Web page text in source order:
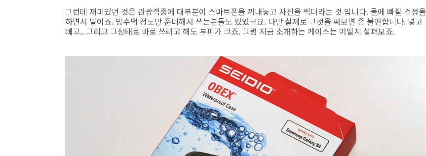
그런데 재미있던 것은 관광객중에 대부분이 스마트폰을 꺼내놓고 사진을 찍더라는 것 입니다. 물에 빠질 걱정을
하면서 말이죠. 방수팩 정도만 준비해서 쓰는분들도 있었구요. 다만 실제로 그것을 써보면 좀 불편합니다. 넣고
빼고.. 그리고 그상태로 바로 쓰려고 해도 부피가 크죠. 그럼 지금 소개하는 케이스는 어떨지 살펴보죠.